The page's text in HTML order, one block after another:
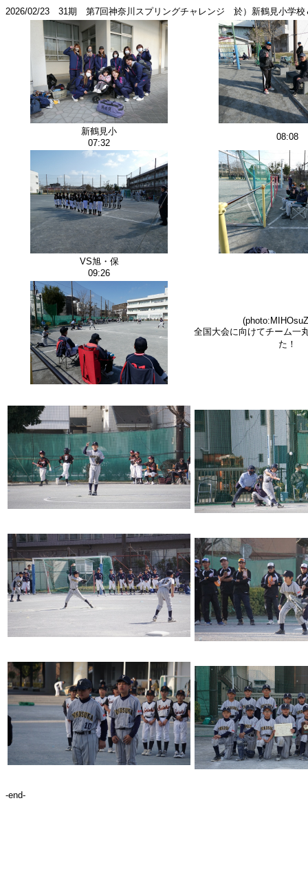
2026/02/23 31期 第7回神奈川スプリングチャレンジ 於）新鶴見小学
新鶴見小
07:32
08:08
VS旭・保
09:26
全国大会に向けてチーム一
た！
-end-